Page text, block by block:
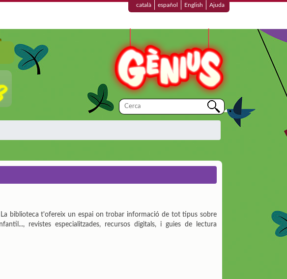
català español English Ajuda
biblioteca t'ofereix un espai on trobar informació de tot tipus sobre
revistes especialitzades, recursos digitals, i guies de lectura